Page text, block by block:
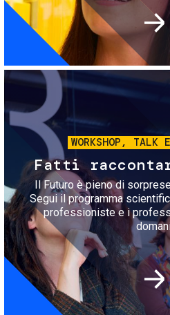
WORKSHOP, TALK
Fatti
Il Futuro è pieno di
Segui il programma
professioniste e i